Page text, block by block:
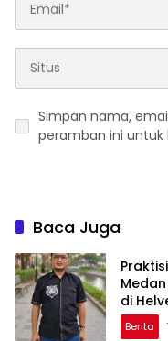
Simpan nama,
peramban ini untuk
Baca Juga
di
Berita